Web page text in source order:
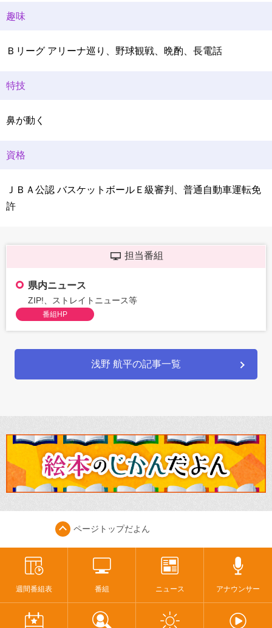
趣味
Ｂリーグ アリーナ巡り、野球観戦、晩酌、長電話
特技
鼻が動く
資格
ＪＢＡ公認 バスケットボールＥ級審判、普通自動車運転免
許
担当番組
県内ニュース
ZIP!、ストレイトニュース等
番組HP
浅野 航平の記事一覧
ページトップだよん
週間番組表 番組 ニュース アナウンサー